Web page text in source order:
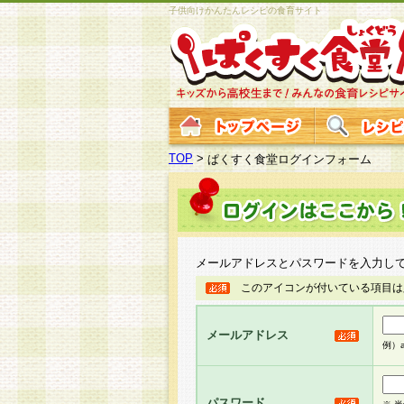
子供向けかんたんレシピの食育サイト
TOP >ぱくすく食堂ログインフォーム
メールアドレスとパスワードを入力し
このアイコンが付いている項目
メールアドレス
例）